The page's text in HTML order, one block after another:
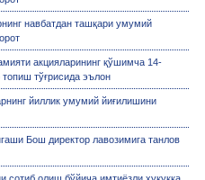
навбатдан ташқари умумий
акцияларининг қўшимча 14-
тўғрисида эълон
йиллик умумий йиғилишини
Бош директор лавозимига танлов